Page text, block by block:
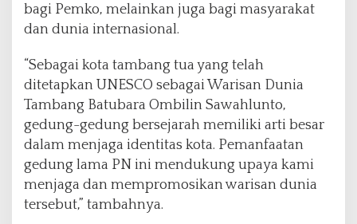
bagi Pemko, melainkan juga bagi masyarakat
dan dunia internasional.
“Sebagai kota tambang tua yang telah
ditetapkan UNESCO sebagai Warisan Dunia
Tambang Batubara Ombilin Sawahlunto,
gedung-gedung bersejarah memiliki arti besar
dalam menjaga identitas kota. Pemanfaatan
gedung lama PN ini mendukung upaya kami
menjaga dan mempromosikan warisan dunia
tersebut,” tambahnya.